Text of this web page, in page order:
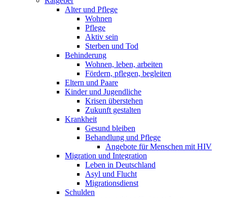
Alter und Pflege
Wohnen
Pflege
Aktiv sein
Sterben und Tod
Behinderung
Wohnen, leben, arbeiten
Fördern, pflegen, begleiten
Eltern und Paare
Kinder und Jugendliche
Krisen überstehen
Zukunft gestalten
Krankheit
Gesund bleiben
Behandlung und Pflege
Angebote für Menschen mit HIV
Migration und Integration
Leben in Deutschland
Asyl und Flucht
Migrationsdienst
Schulden